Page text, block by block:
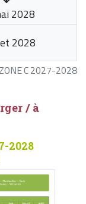
C 2027-2028
2028
2028
/ à
2028